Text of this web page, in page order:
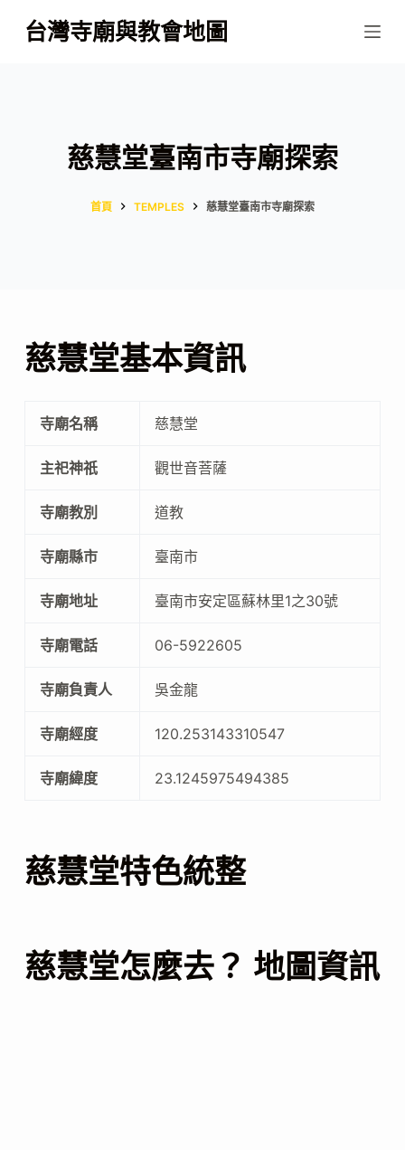
跳
至
台灣寺廟與教會地圖
慈慧堂臺南市寺廟探索
首頁 TEMPLES 慈慧堂臺南市寺廟探索
慈慧堂基本資訊
寺廟名稱 慈慧堂
主祀神祇 觀世音菩薩
寺廟教別 道教
寺廟縣市 臺南市
寺廟地址 臺南市安定區蘇林里1之30號
寺廟電話 06-5922605
寺廟負責人 吳金龍
寺廟經度 120.253143310547
寺廟緯度 23.1245975494385
慈慧堂特色統整
慈慧堂怎麼去？ 地圖資訊